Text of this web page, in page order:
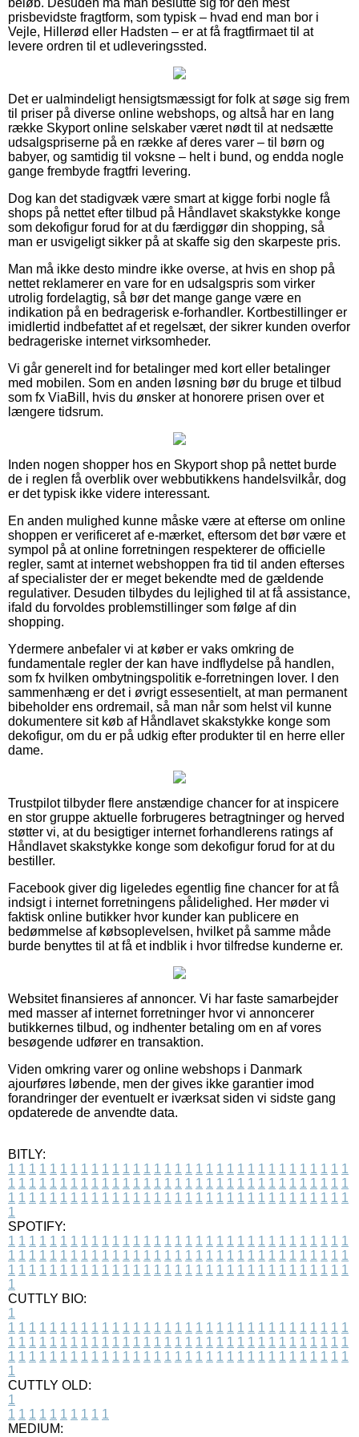
prisbevidste fragtform, som typisk – hvad end man bor i
Vejle, Hillerød eller Hadsten – er at få fragtfirmaet til at
levere ordren til et udleveringssted.
Det er ualmindeligt hensigtsmæssigt for folk at søge sig frem
til priser på diverse online webshops, og altså har en lang
række Skyport online selskaber været nødt til at nedsætte
udsalgspriserne på en række af deres varer – til børn og
babyer, og samtidig til voksne – helt i bund, og endda nogle
gange frembyde fragtfri levering.
Dog kan det stadigvæk være smart at kigge forbi nogle få
shops på nettet efter tilbud på Håndlavet skakstykke konge
som dekofigur forud for at du færdiggør din shopping, så
man er usvigeligt sikker på at skaffe sig den skarpeste pris.
Man må ikke desto mindre ikke overse, at hvis en shop på
nettet reklamerer en vare for en udsalgspris som virker
utrolig fordelagtig, så bør det mange gange være en
indikation på en bedragerisk e-forhandler. Kortbestillinger er
imidlertid indbefattet af et regelsæt, der sikrer kunden overfor
bedrageriske internet virksomheder.
Vi går generelt ind for betalinger med kort eller betalinger
med mobilen. Som en anden løsning bør du bruge et tilbud
som fx ViaBill, hvis du ønsker at honorere prisen over et
længere tidsrum.
Inden nogen shopper hos en Skyport shop på nettet burde
de i reglen få overblik over webbutikkens handelsvilkår, dog
er det typisk ikke videre interessant.
En anden mulighed kunne måske være at efterse om online
shoppen er verificeret af e-mærket, eftersom det bør være et
sympol på at online forretningen respekterer de officielle
regler, samt at internet webshoppen fra tid til anden efterses
af specialister der er meget bekendte med de gældende
regulativer. Desuden tilbydes du lejlighed til at få assistance,
ifald du forvoldes problemstillinger som følge af din
shopping.
Ydermere anbefaler vi at køber er vaks omkring de
fundamentale regler der kan have indflydelse på handlen,
som fx hvilken ombytningspolitik e-forretningen lover. I den
sammenhæng er det i øvrigt essesentielt, at man permanent
bibeholder ens ordremail, så man når som helst vil kunne
dokumentere sit køb af Håndlavet skakstykke konge som
dekofigur, om du er på udkig efter produkter til en herre eller
dame.
Trustpilot tilbyder flere anstændige chancer for at inspicere
en stor gruppe aktuelle forbrugeres betragtninger og herved
støtter vi, at du besigtiger internet forhandlerens ratings af
Håndlavet skakstykke konge som dekofigur forud for at du
bestiller.
Facebook giver dig ligeledes egentlig fine chancer for at få
indsigt i internet forretningens pålidelighed. Her møder vi
faktisk online butikker hvor kunder kan publicere en
bedømmelse af købsoplevelsen, hvilket på samme måde
burde benyttes til at få et indblik i hvor tilfredse kunderne er.
Websitet finansieres af annoncer. Vi har faste samarbejder
med masser af internet forretninger hvor vi annoncerer
butikkernes tilbud, og indhenter betaling om en af vores
besøgende udfører en transaktion.
Viden omkring varer og online webshops i Danmark
ajourføres løbende, men der gives ikke garantier imod
forandringer der eventuelt er iværksat siden vi sidste gang
opdaterede de anvendte data.
BITLY:
1 1 1 1 1 1 1 1 1 1 1 1 1 1 1 1 1 1 1 1 1 1 1 1 1 1 1 1 1 1 1 1 1
1 1 1 1 1 1 1 1 1 1 1 1 1 1 1 1 1 1 1 1 1 1 1 1 1 1 1 1 1 1 1 1 1
1 1 1 1 1 1 1 1 1 1 1 1 1 1 1 1 1 1 1 1 1 1 1 1 1 1 1 1 1 1 1 1 1
1
SPOTIFY:
1 1 1 1 1 1 1 1 1 1 1 1 1 1 1 1 1 1 1 1 1 1 1 1 1 1 1 1 1 1 1 1 1
1 1 1 1 1 1 1 1 1 1 1 1 1 1 1 1 1 1 1 1 1 1 1 1 1 1 1 1 1 1 1 1 1
1 1 1 1 1 1 1 1 1 1 1 1 1 1 1 1 1 1 1 1 1 1 1 1 1 1 1 1 1 1 1 1 1
1
CUTTLY BIO:
1
1 1 1 1 1 1 1 1 1 1 1 1 1 1 1 1 1 1 1 1 1 1 1 1 1 1 1 1 1 1 1 1 1
1 1 1 1 1 1 1 1 1 1 1 1 1 1 1 1 1 1 1 1 1 1 1 1 1 1 1 1 1 1 1 1 1
1 1 1 1 1 1 1 1 1 1 1 1 1 1 1 1 1 1 1 1 1 1 1 1 1 1 1 1 1 1 1 1 1
1
CUTTLY OLD:
1
1 1 1 1 1 1 1 1 1 1
MEDIUM: